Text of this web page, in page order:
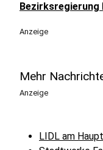
Bezirksregierung
Anzeige
Mehr
Anzeige
LIDL am